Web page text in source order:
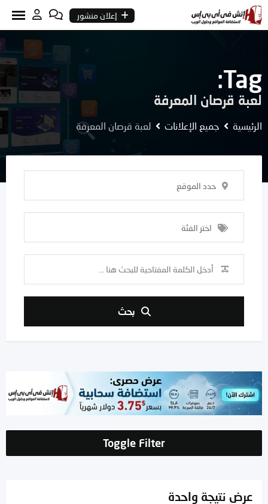
Skip
to
إعلان منشور
Tag:
لعبة قرصان المعرفة
الرئيسية جميع الإعلانات لعبة قرصان المعرفة
حدد الموقع
اختر الفئة
بحث
Toggle Filter
عرض نتيجة واحدة